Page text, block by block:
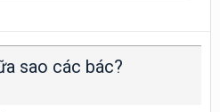
sao các bác?